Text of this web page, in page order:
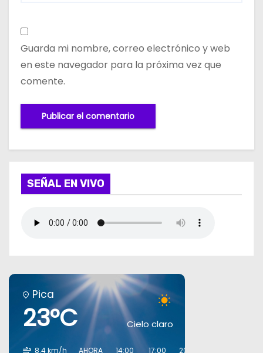
Guarda mi nombre, correo electrónico y web
en este navegador para la próxima vez que
comente.
SEÑAL EN VIVO
Pica
23°C Cielo claro
8.4 km/h
AHORA 14:00 17:00 20:00